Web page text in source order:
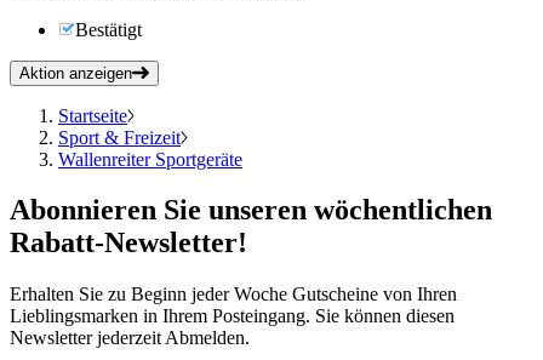
Bestätigt
Aktion anzeigen
Startseite
Sport & Freizeit
Wallenreiter Sportgeräte
Abonnieren Sie unseren wöchentlichen
Rabatt-Newsletter!
Erhalten Sie zu Beginn jeder Woche Gutscheine von Ihren
Lieblingsmarken in Ihrem Posteingang. Sie können diesen
Newsletter jederzeit Abmelden.